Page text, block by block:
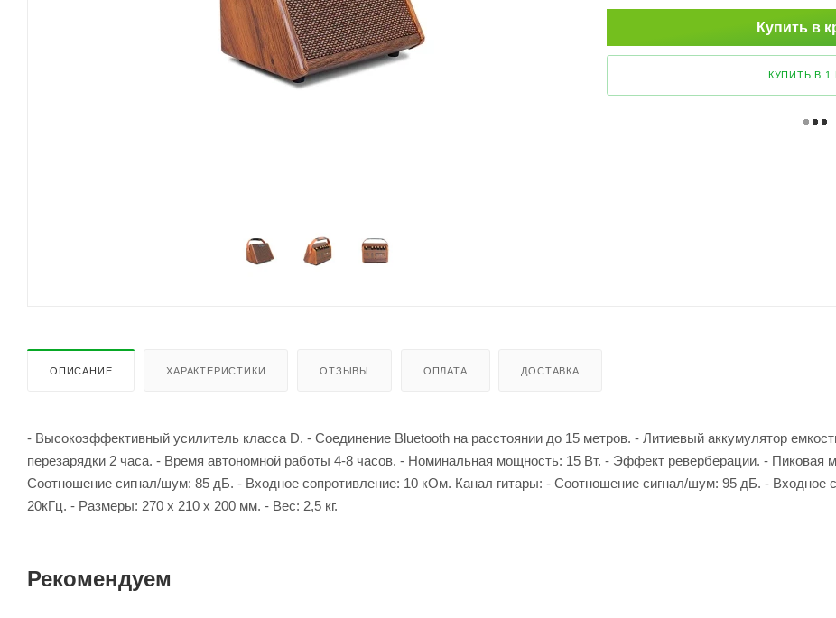
Купить в
КУПИТЬ В 1
ОПИСАНИЕ ХАРАКТЕРИСТИКИ ОТЗЫВЫ ОПЛАТА ДОСТАВКА
- Высокоэффективный усилитель класса D. - Соединение Bluetooth на расстоянии до 15 метров. - Литиевый аккумулятор
перезарядки 2 часа. - Время автономной работы 4-8 часов. - Номинальная мощность: 15 Вт. - Эффект реверберации. - Пиковая
Соотношение сигнал/шум: 85 дБ. - Входное сопротивление: 10 кОм. Канал гитары: - Соотношение сигнал/шум: 95 дБ. - Входное
20кГц. - Размеры: 270 х 210 х 200 мм. - Вес: 2,5 кг.
Рекомендуем